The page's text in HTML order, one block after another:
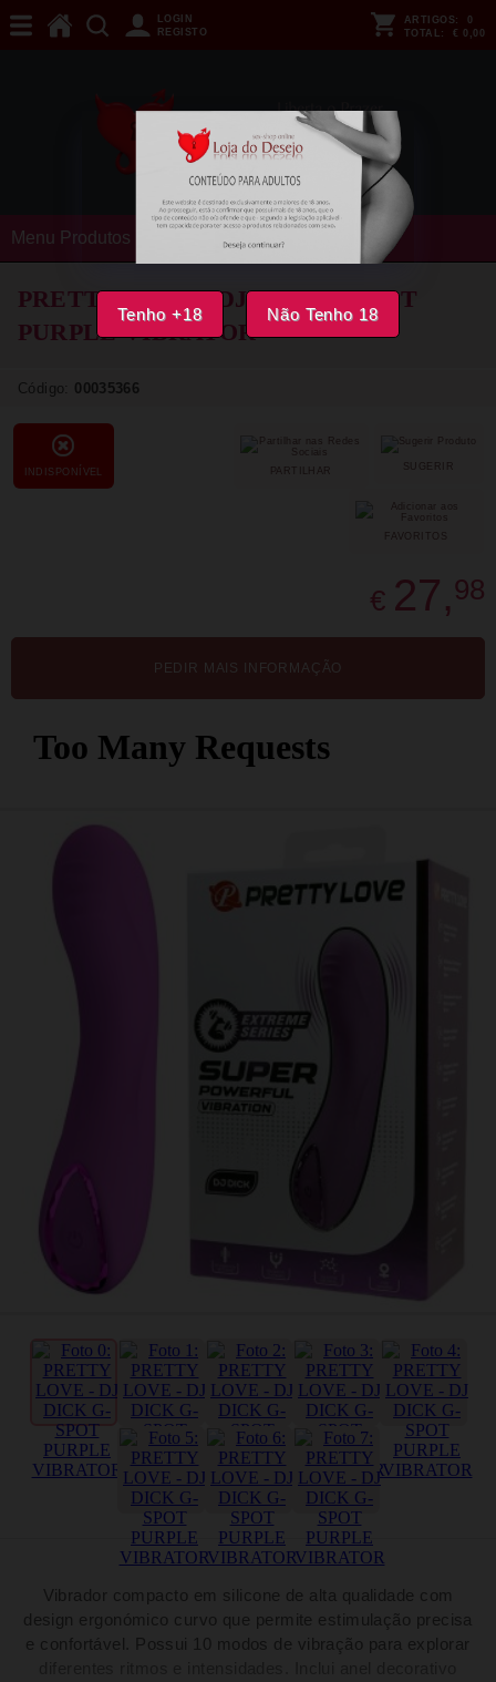
Tenho +18 Não Tenho 18
LOGIN
REGISTO
ARTIGOS:
0
TOTAL: € 0,00
Menu Produtos
PRETTY LOVE - DJ DICK G-SPOT
PURPLE VIBRATOR
Código: 00035366
INDISPONÍVEL SUGERIR
FAVORITOS
€ 27,98
PEDIR MAIS INFORMAÇÃO
Vibrador compacto em silicone de alta qualidade com
design ergonómico curvo que permite estimulação precisa
e confortável. Possui 10 modos de vibração para explorar